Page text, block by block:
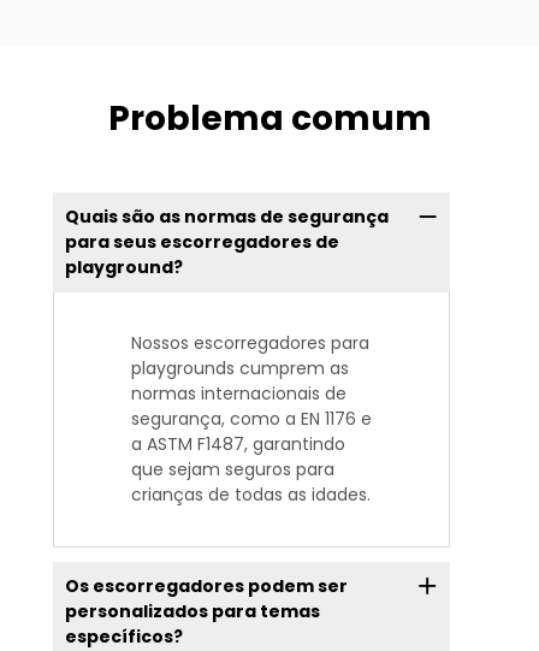
Problema comum
Quais são as normas de segurança
para seus escorregadores de
playground?
Nossos escorregadores para
playgrounds cumprem as
normas internacionais de
segurança, como a EN 1176 e
a ASTM F1487, garantindo
que sejam seguros para
crianças de todas as idades.
Os escorregadores podem ser
personalizados para temas
específicos?